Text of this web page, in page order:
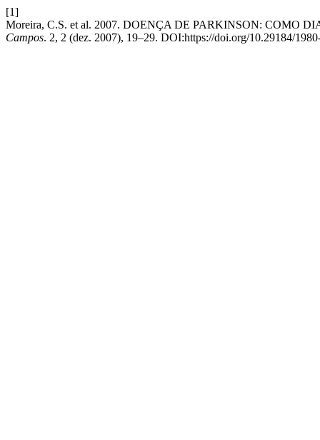
[1]
Moreira, C.S. et al. 2007. DOENÇA DE PARKINSON: COMO
Campos. 2, 2 (dez. 2007), 19–29. DOI:https://doi.org/10.29184/